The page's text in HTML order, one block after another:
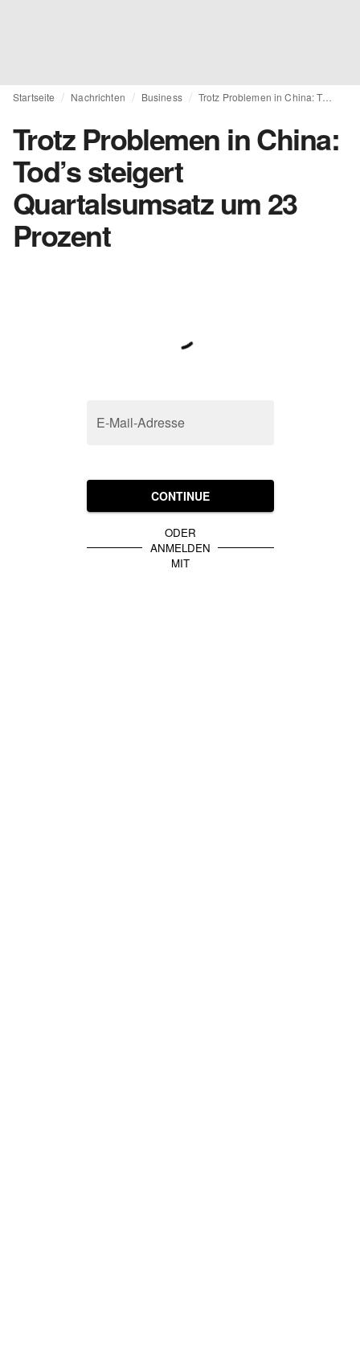
Startseite Nachrichten Business Trotz Problemen in China: Tod’s steigert Quartalsumsatz um 23 Prozent
Trotz Problemen in China:
Tod’s steigert
Quartalsumsatz um 23
Prozent
E-Mail-Adresse
CONTINUE
ODER
ANMELDEN
MIT